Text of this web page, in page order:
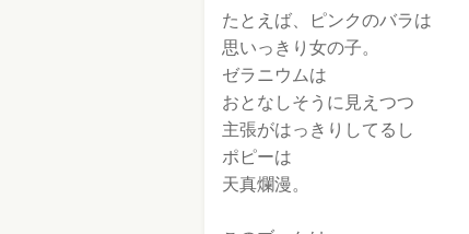
たとえば、ピンクのバラは
思いっきり女の子。
ゼラニウムは
おとなしそうに見えつつ
主張がはっきりしてるし
ポピーは
天真爛漫。